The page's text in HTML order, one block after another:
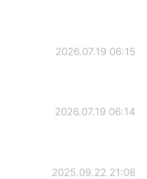
2026.07.19 06:15
2026.07.19 06:14
2025.09.22 21:08